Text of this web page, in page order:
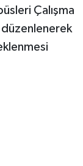
Çalışma